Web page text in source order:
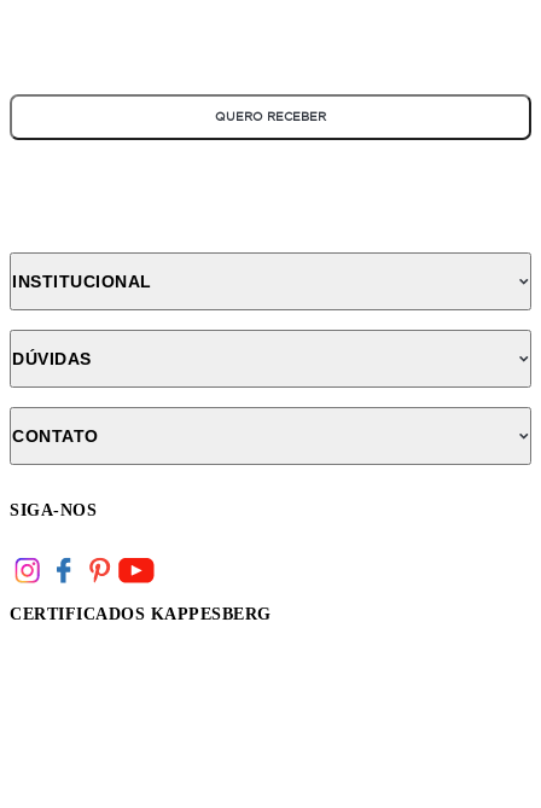
QUERO RECEBER
INSTITUCIONAL
DÚVIDAS
CONTATO
SIGA-NOS
CERTIFICADOS KAPPESBERG